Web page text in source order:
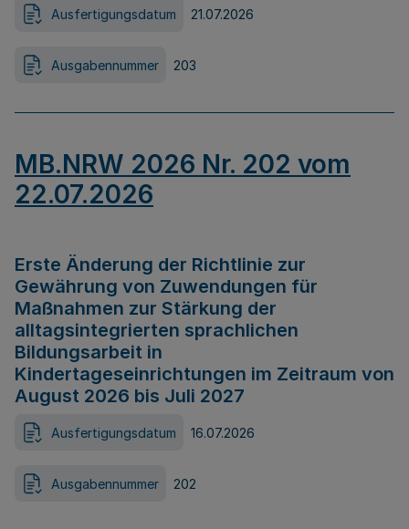
Ausfertigungsdatum 21.07.2026
Ausgabennummer 203
MB.NRW 2026 Nr. 202 vom
22.07.2026
Erste Änderung der Richtlinie zur
Gewährung von Zuwendungen für
Maßnahmen zur Stärkung der
alltagsintegrierten sprachlichen
Bildungsarbeit in
Kindertageseinrichtungen im Zeitraum von
August 2026 bis Juli 2027
Ausfertigungsdatum 16.07.2026
Ausgabennummer 202